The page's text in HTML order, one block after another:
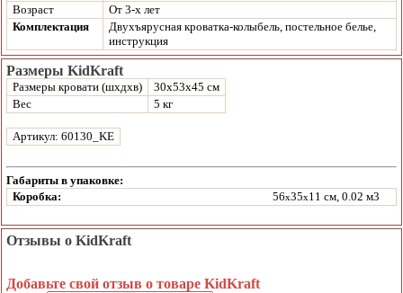
Возраст
От 3-х лет
Комплектация
Двухъярусная кроватка-колыбель, постельное белье,
инструкция
Размеры KidKraft
Размеры кровати (шхдхв)
30х53х45 см
Вес
5 кг
Артикул: 60130_KE
Габариты в упаковке:
Коробка:
56x35x11 см, 0.02 м3
Отзывы о KidKraft
Добавьте свой отзыв о товаре KidKraft